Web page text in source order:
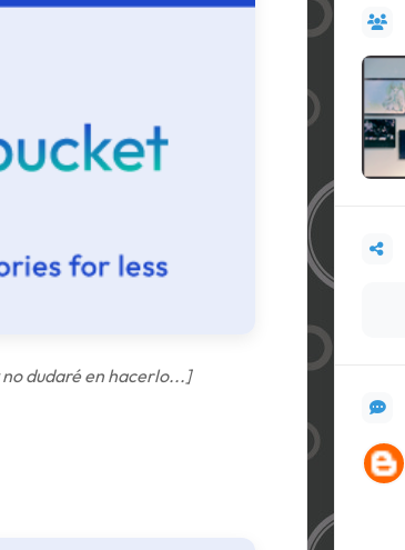
no dudaré en hacerlo...]